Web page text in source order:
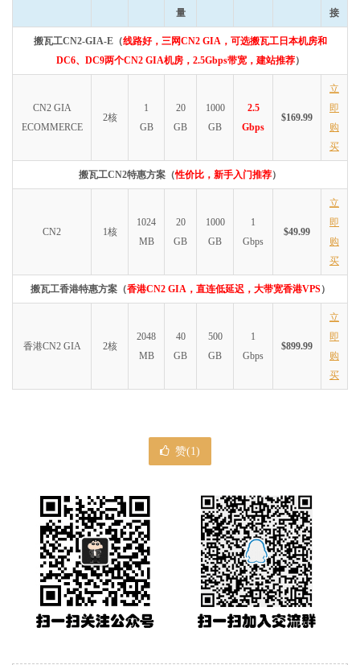
量
接
搬瓦工CN2-GIA-E（线路好，三网CN2 GIA，可选搬瓦工日本机房和
DC6、DC9两个CN2 GIA机房，2.5Gbps带宽，建站推荐）
CN2 GIA
ECOMMERCE
2核
1
GB
20
GB
1000
GB
2.5
Gbps
$169.99
立
即
购
买
搬瓦工CN2特惠方案（性价比，新手入门推荐）
CN2 1核
1024
MB
20
GB
1000
GB
1
Gbps
$49.99
立
即
购
买
搬瓦工香港特惠方案（香港CN2 GIA，直连低延迟，大带宽香港VPS）
香港CN2 GIA 2核
2048
MB
40
GB
500
GB
1
Gbps
$899.99
立
即
购
买
赞(1 )